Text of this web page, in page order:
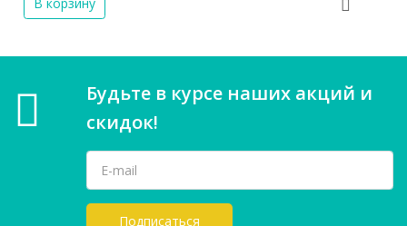
Будьте в курсе наших акций и
скидок!
Подписаться